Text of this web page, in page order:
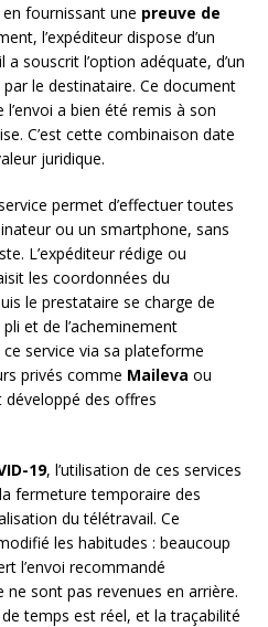
fournissant une preuve de
l’expéditeur dispose d’un
souscrit l’option adéquate, d’un
par le destinataire. Ce document
a bien été remis à son
C’est cette combinaison date
juridique.
permet d’effectuer toutes
ou un smartphone, sans
L’expéditeur rédige ou
les coordonnées du
le prestataire se charge de
et de l’acheminement
service via sa plateforme
privés comme Maileva ou
développé des offres
19, l’utilisation de ces services
fermeture temporaire des
du télétravail. Ce
les habitudes : beaucoup
l’envoi recommandé
sont pas revenues en arrière.
temps est réel, et la traçabilité